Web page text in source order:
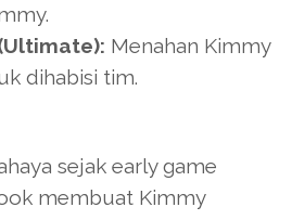
Menahan Kimmy
dihabisi tim.
sejak early game
membuat Kimmy